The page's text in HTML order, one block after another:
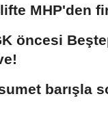
MHP'den
öncesi
barışla